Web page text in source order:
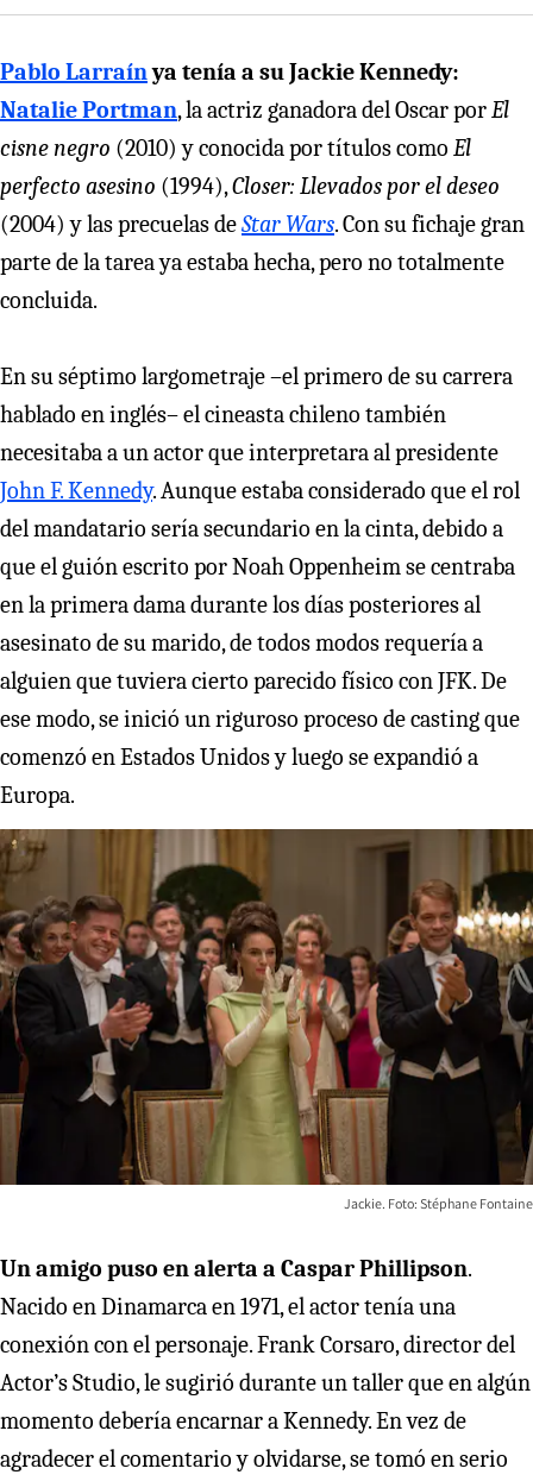
Pablo Larraínya tenía a su Jackie Kennedy:
Natalie Portman, la actriz ganadora del Oscar porEl
cisne negro (2010) y conocida por títulos como El
perfecto asesino (1994),Closer: Llevados por el deseo
(2004) y las precuelas deStar Wars. Con su fichaje gran
parte de la tarea ya estaba hecha, pero no totalmente
concluida.
En su séptimo largometraje –el primero de su carrera
hablado en inglés– el cineasta chileno también
necesitaba a un actor que interpretara al presidente
John F. Kennedy. Aunque estaba considerado que el rol
del mandatario sería secundario en la cinta, debido a
que el guión escrito por Noah Oppenheim se centraba
en la primera dama durante los días posteriores al
asesinato de su marido, de todos modos requería a
alguien que tuviera cierto parecido físico con JFK. De
ese modo, se inició un riguroso proceso de casting que
comenzó en Estados Unidos y luego se expandió a
Europa.
Jackie. Foto: Stéphane Fontaine
Un amigo puso en alerta a Caspar Phillipson.
Nacido en Dinamarca en 1971, el actor tenía una
conexión con el personaje. Frank Corsaro, director del
Actor’s Studio, le sugirió durante un taller que en algún
momento debería encarnar a Kennedy. En vez de
agradecer el comentario y olvidarse, se tomó en serio